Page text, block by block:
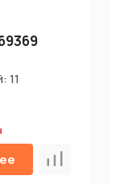
11
Сравнить